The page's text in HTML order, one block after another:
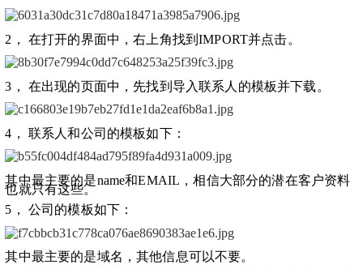
2， 在打开的界面中，右上角找到IMPORT并点击。
3， 在出现的页面中，先找到导入联系人的模板并下载。
4， 联系人和公司的模板如下：
其中最主要的是name和EMAIL，相信大部分的潜在客户资料
也就只有这些。
5， 公司的模板如下：
其中最主要的是域名，其他信息可以不要。